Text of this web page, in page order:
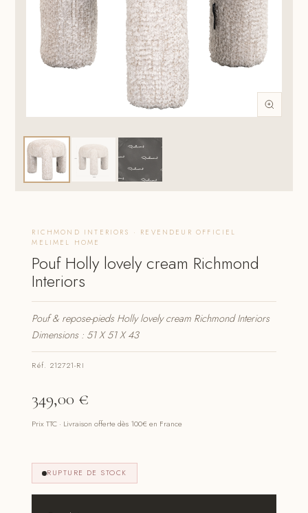
RICHMOND INTERIORS · REVENDEUR OFFICIEL
MELIMEL HOME
Pouf Holly lovely cream Richmond
Interiors
Pouf & repose-pieds Holly lovely cream Richmond Interiors
Dimensions : 51 X 51 X 43
Réf. 212721-RI
349,00 €
Prix TTC · Livraison offerte dès 100€ en France
RUPTURE DE STOCK